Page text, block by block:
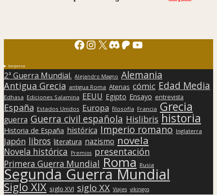
Facebook
Instagram
X Discord
Patreon
YouTube
Sorpresa
2ª Guerra Mundial. Alejandro Magno Alemania
Antigua Grecia antigua Roma Atenas cómic Edad Media
Edhasa Ediciones Salamina EEUU Egipto Ensayo entrevista
España Estados Unidos Europa filosofía Francia Grecia
guerra Guerra civil española Hislibris historia
Historia de España histórica Imperio romano Inglaterra
Japón libros literatura nazismo novela
Novela histórica Premios presentación
Primera Guerra Mundial Roma Rusia
Segunda Guerra Mundial
Siglo XIX siglo XVI siglo XX Viajes vikingos